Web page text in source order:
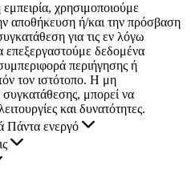
χρησιμοποιούμε
αποθήκευση ή/και την πρόσβαση
για τις εν λόγω
επεξεργαστούμε δεδομένα
περιήγησης ή
τον ιστότοπο. Η μη
μπορεί να
και δυνατότητες.
Πάντα ενεργό